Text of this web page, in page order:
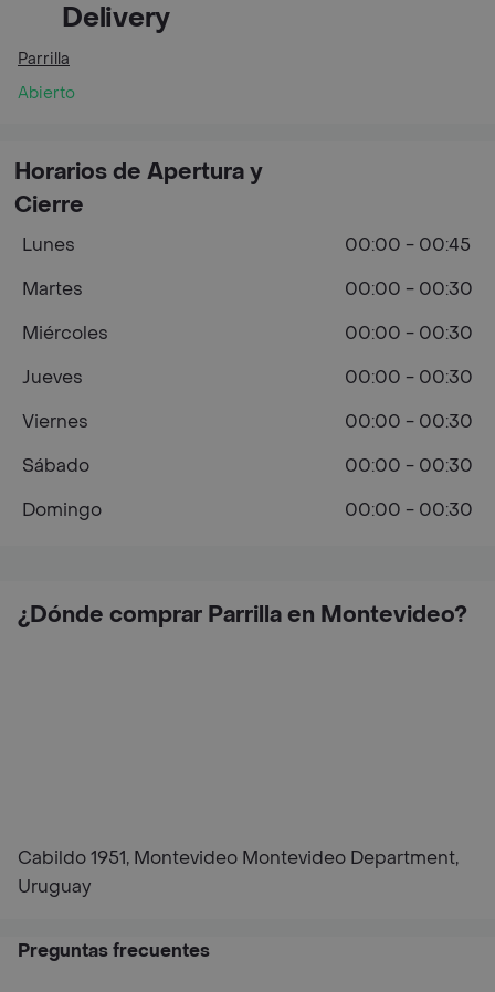
Delivery
Parrilla
Abierto
¿Dónde comprar Parrilla en Montevideo?
Cabildo 1951, Montevideo Montevideo Department,
Uruguay
Horarios de Apertura y
Cierre
Lunes
00:00 - 00:45
Martes
00:00 - 00:30
Miércoles
00:00 - 00:30
Jueves
00:00 - 00:30
Viernes
00:00 - 00:30
Sábado
00:00 - 00:30
Domingo
00:00 - 00:30
Preguntas frecuentes